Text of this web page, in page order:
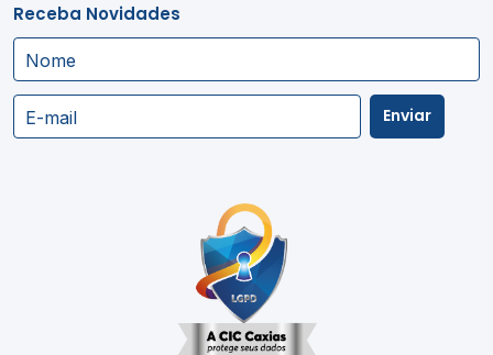
Receba Novidades
Nome
E-mail Enviar